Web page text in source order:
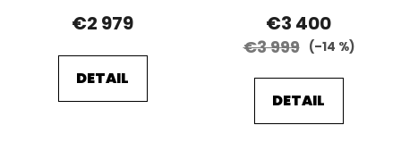
€2 979
DETAIL
€3 400
€3 999 (–14 %)
DETAIL